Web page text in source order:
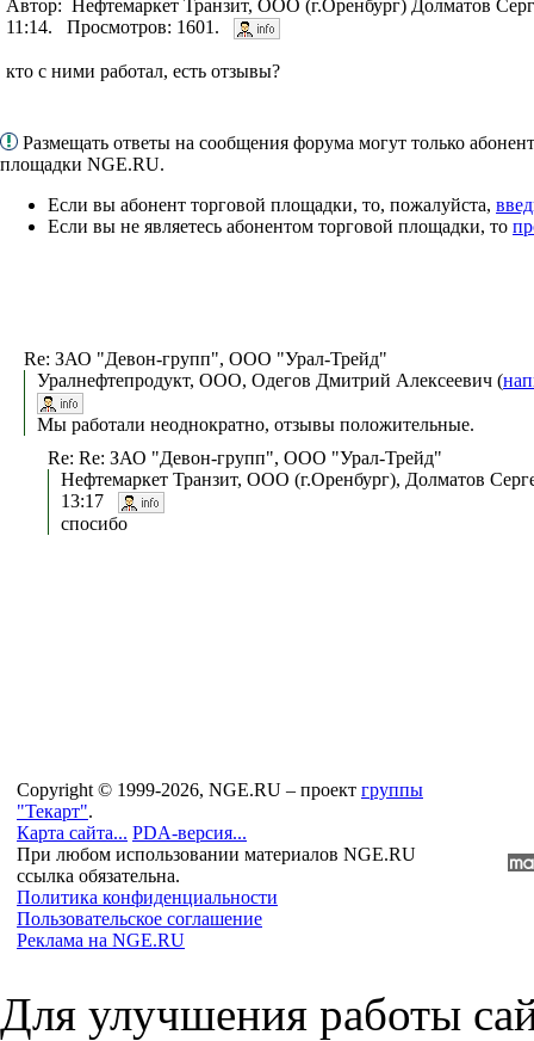
Автор: Нефтемаркет Транзит, ООО (г.Оренбург) Долматов
11:14. Просмотров: 1601.
кто с ними работал, есть отзывы?
Размещать ответы на сообщения форума могут только
площадки NGE.RU.
Если вы абонент торговой площадки, то, пожалуйста,
Если вы не являетесь абонентом торговой площадки, то
Re: ЗАО "Девон-групп", ООО "Урал-Трейд"
Уралнефтепродукт, ООО, Одегов Дмитрий Алексеевич (
Мы работали неоднократно, отзывы положительные.
Re: Re: ЗАО "Девон-групп", ООО "Урал-Трейд"
Нефтемаркет Транзит, ООО (г.Оренбург), Долматов
13:17
спосибо
Copyright © 1999-2026, NGE.RU – проект группы
"Текарт".
Карта сайта... PDA-версия...
При любом использовании материалов NGE.RU
ссылка обязательна.
Политика конфиденциальности
Пользовательское соглашение
Реклама на NGE.RU
Для улучшения работы